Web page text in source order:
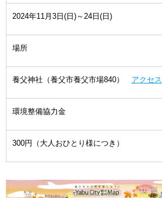
2024年11月3日(日)～24日(日)
場所
養父神社（養父市養父市場840） アクセス
環境整備協力金
300円（大人おひとり様につき）